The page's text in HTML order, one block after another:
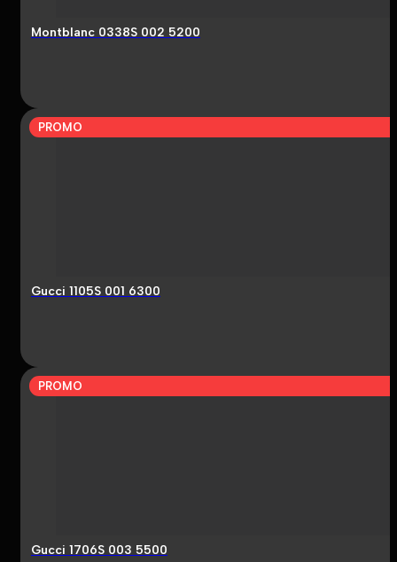
Montblanc 0338S 002 5200
PROMO
Gucci 1105S 001 6300
PROMO
Gucci 1706S 003 5500